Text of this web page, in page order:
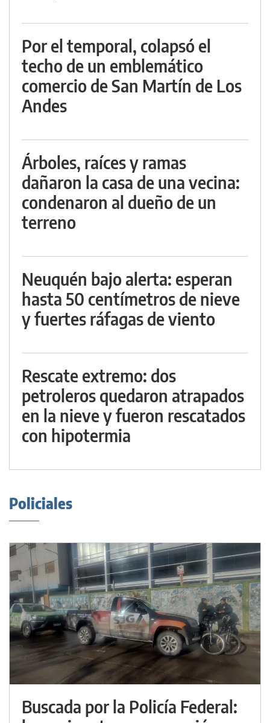
Por el temporal, colapsó el
techo de un emblemático
comercio de San Martín de Los
Andes
Árboles, raíces y ramas
dañaron la casa de una vecina:
condenaron al dueño de un
terreno
Neuquén bajo alerta: esperan
hasta 50 centímetros de nieve
y fuertes ráfagas de viento
Rescate extremo: dos
petroleros quedaron atrapados
en la nieve y fueron rescatados
con hipotermia
Policiales
Buscada por la Policía Federal: